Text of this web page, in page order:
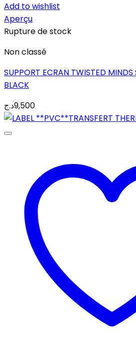
Add to wishlist
Aperçu
Rupture de stock
Non classé
SUPPORT ECRAN TWISTED
BLACK
9,500د.ج